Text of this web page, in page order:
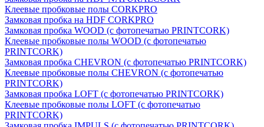
Клеевые пробковые полы CORKPRO
Замковая пробка на HDF CORKPRO
Замковая пробка WOOD (с фотопечатью PRINTCORK)
Клеевые пробковые полы WOOD (с фотопечатью
PRINTCORK)
Замковая пробка CHEVRON (с фотопечатью PRINTCORK)
Клеевые пробковые полы CHEVRON (с фотопечатью
PRINTCORK)
Замковая пробка LOFT (с фотопечатью PRINTCORK)
Клеевые пробковые полы LOFT (с фотопечатью
PRINTCORK)